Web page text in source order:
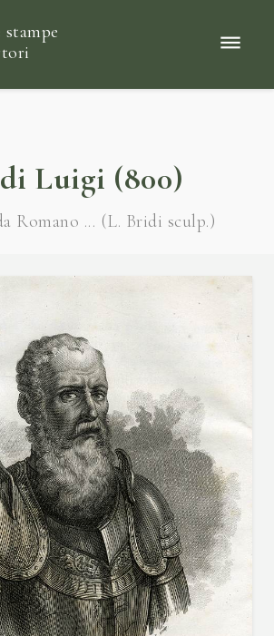
Luigi (800)
Romano ... (L. Bridi sculp.)